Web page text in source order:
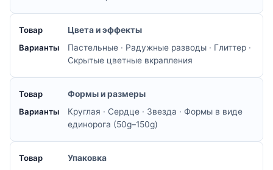
Цвета и эффекты
Пастельные · Радужные разводы · Глиттер ·
Скрытые цветные вкрапления
Формы и размеры
Круглая · Сердце · Звезда · Формы в виде
единорога (50g–150g)
Упаковка